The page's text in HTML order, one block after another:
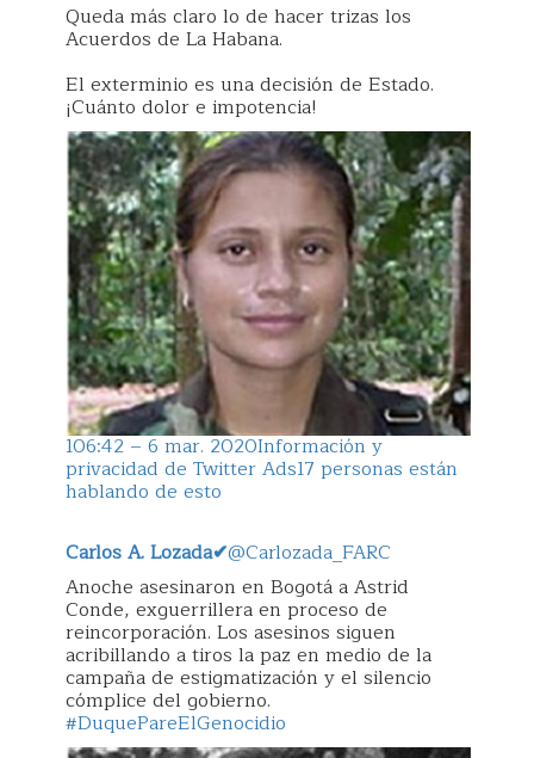
Queda más claro lo de hacer trizas los
Acuerdos de La Habana.
El exterminio es una decisión de Estado.
¡Cuánto dolor e impotencia!
106:42 – 6 mar. 2020Información y
privacidad de Twitter Ads17 personas están
hablando de esto
Carlos A. Lozada✔@Carlozada_FARC
Anoche asesinaron en Bogotá a Astrid
Conde, exguerrillera en proceso de
reincorporación. Los asesinos siguen
acribillando a tiros la paz en medio de la
campaña de estigmatización y el silencio
cómplice del gobierno.
#DuquePareElGenocidio